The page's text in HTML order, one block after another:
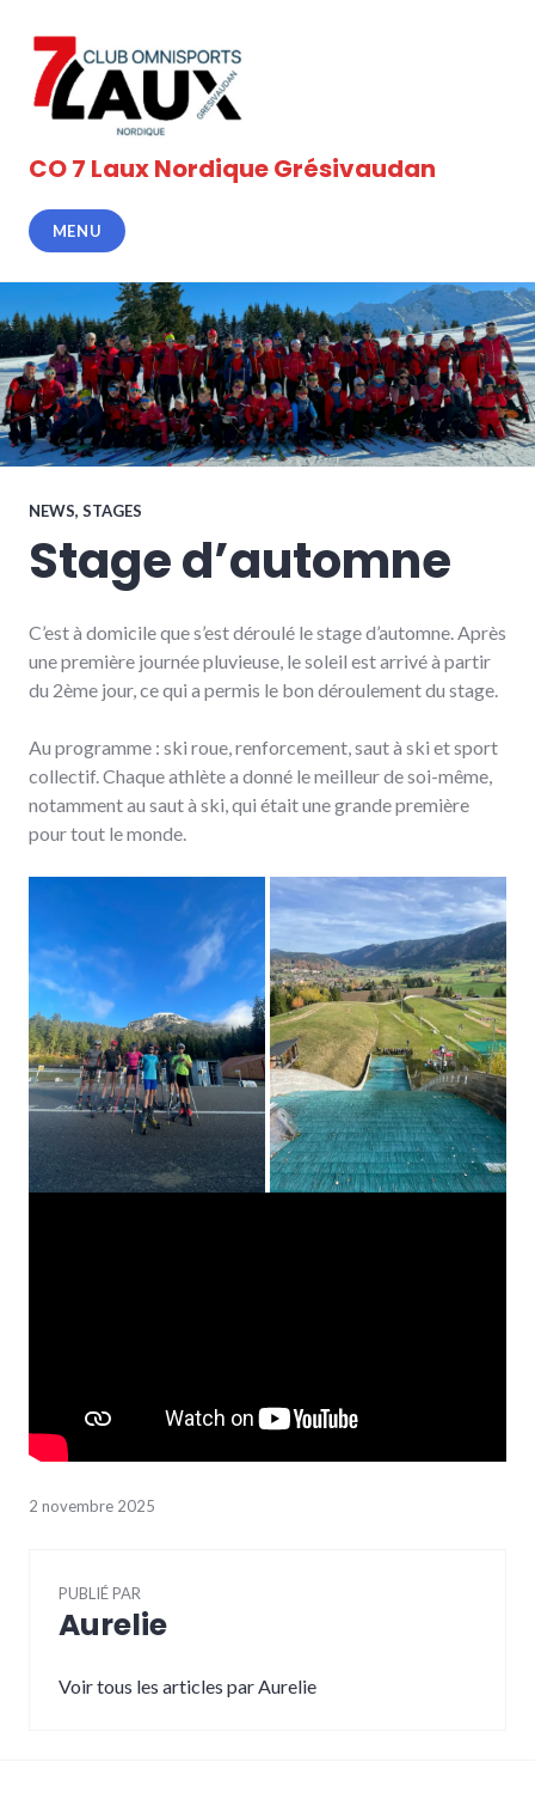
contenu
principal
CO 7 Laux Nordique Grésivaudan
MENU
NEWS, STAGES
Stage d’automne
C’est à domicile que s’est déroulé le stage d’automne. Après
une première journée pluvieuse, le soleil est arrivé à partir
du 2ème jour, ce qui a permis le bon déroulement du stage.
Au programme : ski roue, renforcement, saut à ski et sport
collectif. Chaque athlète a donné le meilleur de soi-même,
notamment au saut à ski, qui était une grande première
pour tout le monde.
2 novembre 2025
PUBLIÉ PAR
Aurelie
Voir tous les articles par Aurelie